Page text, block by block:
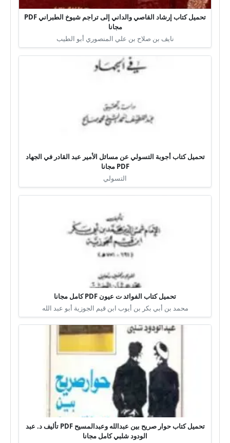
تحميل كتاب إرشاد القاصي والداني إلى تراجم شيوخ الطبراني PDF
مجانا
نايف بن صلاح بن علي المنصوري أبو الطيب
تحميل كتاب أجوبة التسولي عن مسائل الأمير عبد القادر في الجهاد
PDF مجانا
التسولي
تحميل كتاب الفوائد ت عيون PDF كامل مجانا
محمد بن أبي بكر بن أيوب ابن قيم الجوزية أبو عبد الله
تحميل كتاب حوار صريح بين عبدالله وعبدالمسيح PDF تأليف د. عبد
الودود شلبي كامل مجانا